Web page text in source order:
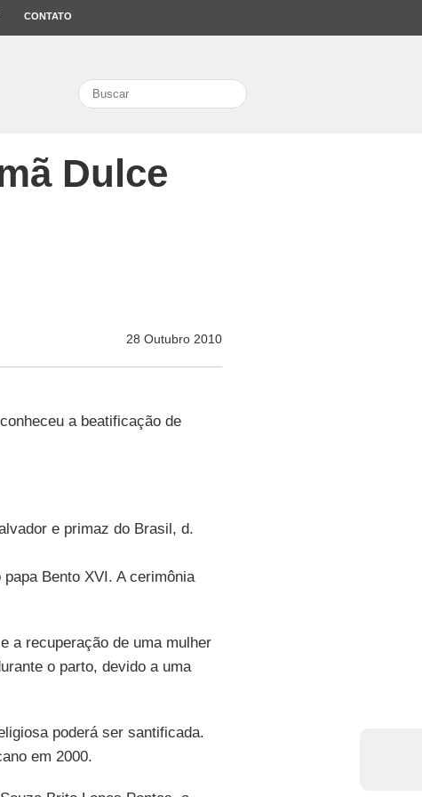
CONTATO
search
Dulce
28 Outubro 2010
a beatificação de
e primaz do Brasil, d.
Bento XVI. A cerimônia
a recuperação de uma mulher
o parto, devido a uma
poderá ser santificada.
em 2000.